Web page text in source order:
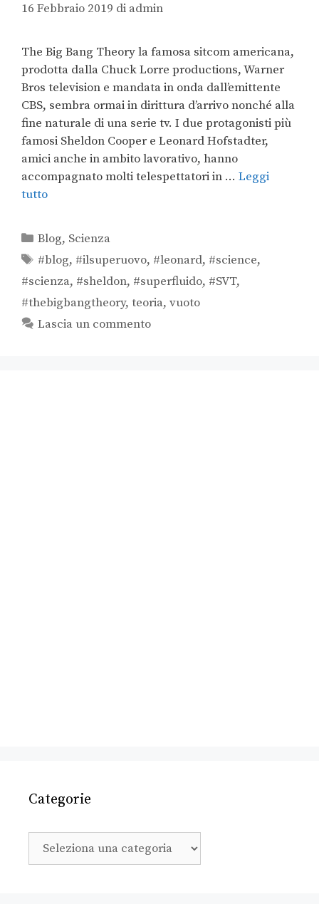
16 Febbraio 2019 di admin
The Big Bang Theory la famosa sitcom americana,
prodotta dalla Chuck Lorre productions, Warner
Bros television e mandata in onda dall’emittente
CBS, sembra ormai in dirittura d’arrivo nonché alla
fine naturale di una serie tv. I due protagonisti più
famosi Sheldon Cooper e Leonard Hofstadter,
amici anche in ambito lavorativo, hanno
accompagnato molti telespettatori in … Leggi
tutto
Blog, Scienza
#blog, #ilsuperuovo, #leonard, #science,
#scienza, #sheldon, #superfluido, #SVT,
#thebigbangtheory, teoria, vuoto
Lascia un commento
Categorie